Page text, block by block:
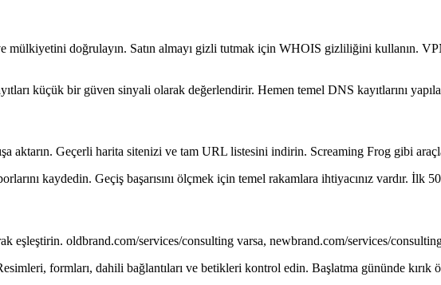
mülkiyetini doğrulayın. Satın almayı gizli tutmak için WHOIS gizliliğini kullanın.
küçük bir güven sinyali olarak değerlendirir. Hemen temel DNS kayıtlarını
aktarın. Geçerli harita sitenizi ve tam URL listesini indirin. Screaming Frog gibi
kaydedin. Geçiş başarısını ölçmek için temel rakamlara ihtiyacınız vardır. İlk
eşleştirin. oldbrand.com/services/consulting varsa, newbrand.com/services/
formları, dahili bağlantıları ve betikleri kontrol edin. Başlatma gününde kırık